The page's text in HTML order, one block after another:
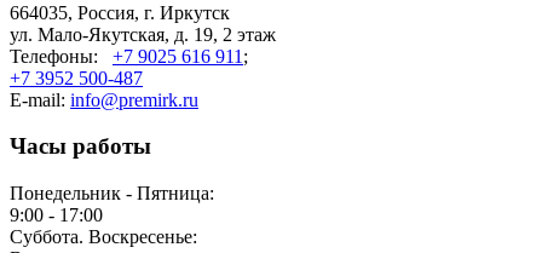
664035, Россия, г. Иркутск
ул. Мало-Якутская, д. 19, 2 этаж
Телефоны: +7 9025 616 911 ;
+7 3952 500-487
E-mail: info@premirk.ru
Часы работы
Понедельник - Пятница:
9:00 - 17:00
Суббота. Воскресенье: